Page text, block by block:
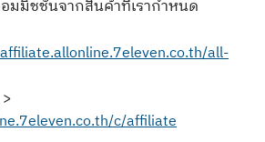
มิชชันจากสินค้าที่เรากำหนด
all-
c/affiliate